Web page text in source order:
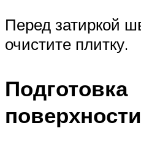
Перед затиркой
очистите плитку.
Подготовка